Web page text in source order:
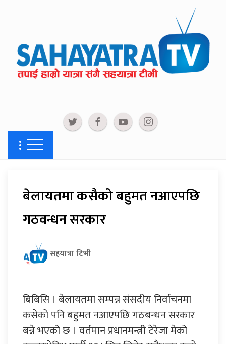
बेलायतमा कसैको बहुमत नआएपछि
गठवन्धन सरकार
सहयात्रा टिभी
बिबिसि । बेलायतमा सम्पन्न संसदीय निर्वाचनमा
कसेको पनि बहुमत नआएपछि गठबन्धन सरकार
बन्ने भएको छ । वर्तमान प्रधानमन्त्री टेरेजा मेको